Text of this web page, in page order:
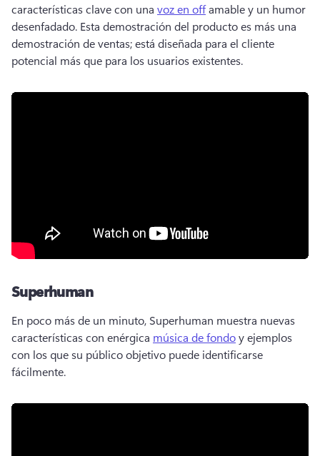
características clave con una voz en off amable y un humor
desenfadado. Esta demostración del producto es más una
demostración de ventas; está diseñada para el cliente
potencial más que para los usuarios existentes.
Superhuman
En poco más de un minuto, Superhuman muestra nuevas
características con enérgica música de fondo y ejemplos
con los que su público objetivo puede identificarse
fácilmente.